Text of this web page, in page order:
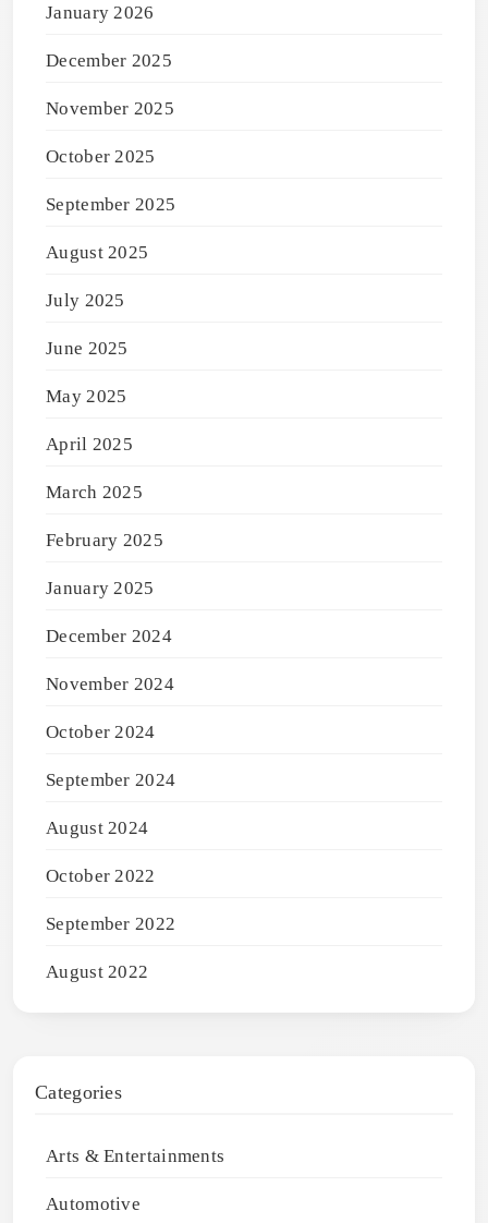
January 2026
December 2025
November 2025
October 2025
September 2025
August 2025
July 2025
June 2025
May 2025
April 2025
March 2025
February 2025
January 2025
December 2024
November 2024
October 2024
September 2024
August 2024
October 2022
September 2022
August 2022
Categories
Arts & Entertainments
Automotive